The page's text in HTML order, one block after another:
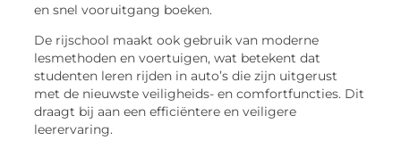
en snel vooruitgang boeken.
De rijschool maakt ook gebruik van moderne
lesmethoden en voertuigen, wat betekent dat
studenten leren rijden in auto’s die zijn uitgerust
met de nieuwste veiligheids- en comfortfuncties. Dit
draagt bij aan een efficiëntere en veiligere
leerervaring.